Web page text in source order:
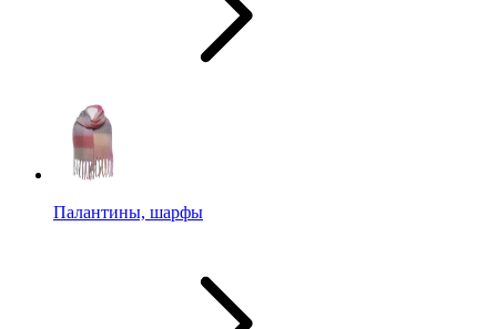
Палантины, шарфы